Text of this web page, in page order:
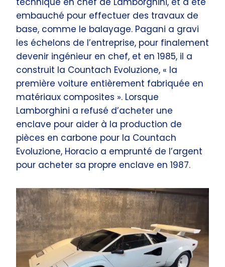
embauché pour effectuer des travaux de
base, comme le balayage. Pagani a gravi
les échelons de l’entreprise, pour finalement
devenir ingénieur en chef, et en 1985, il a
construit la Countach Evoluzione, « la
première voiture entièrement fabriquée en
matériaux composites ». Lorsque
Lamborghini a refusé d’acheter une
enclave pour aider à la production de
pièces en carbone pour la Countach
Evoluzione, Horacio a emprunté de l’argent
pour acheter sa propre enclave en 1987.